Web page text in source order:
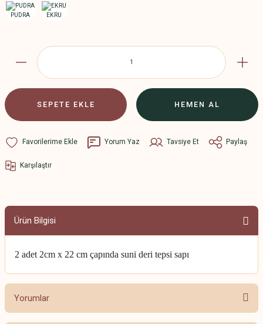
SEPETE EKLE HEMEN AL
Yorum Yaz Tavsiye Et Paylaş
Karşılaştır
Ürün Bilgisi
2 adet 2cm x 22 cm çapında suni deri tepsi sapı
Yorumlar